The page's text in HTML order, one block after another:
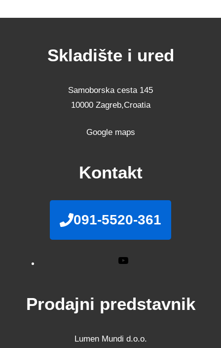
Skladište i ured
Samoborska cesta 145
10000 Zagreb,Croatia
Google maps
Kontakt
091-5520-361
Prodajni predstavnik
Lumen Mundi d.o.o.